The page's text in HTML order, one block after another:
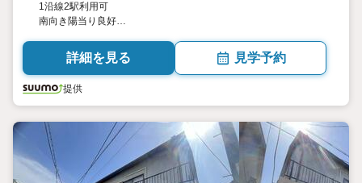
1沿線2駅利用可
南向き陽当り良好
詳細を見る 見学予約
提供